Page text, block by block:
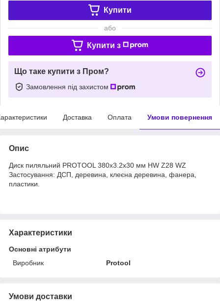
Купити
або
Купити з
Що таке купити з Пром?
Замовлення під захистом
Доставка Оплата Умови повернення
Опис
Диск пиляльний PROTOOL 380х3.2х30 мм HW Z28 WZ
Застосування: ДСП, деревина, клеєна деревина, фанера,
пластики.
Характеристики
Основні атрибути
Виробник
Protool
Умови доставки